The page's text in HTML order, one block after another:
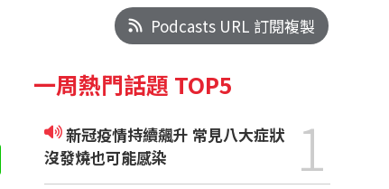
Podcasts URL 訂閱複製
一周熱門話題 TOP5
新冠疫情持續飆升 常見八大症狀
沒發燒也可能感染
1